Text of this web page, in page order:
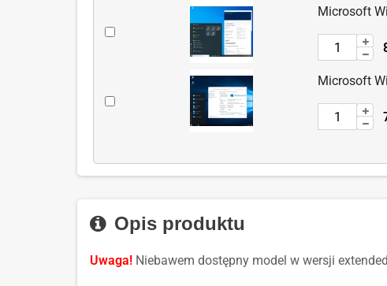
LTSC
MultiLanguage
IoT
LTSC
2024
11
DVD
PL
dla:
PL
DVD
bit
OEM
Wybierz
10
LTSC
2021
MultiLanguage
Microsoft
ilość
dla:
Wybierz
10
Enterprise
LTSC
Value
Microsoft
ilość
LTSC
Opis produktu
Uwaga! Niebawem dostępny model w wersji